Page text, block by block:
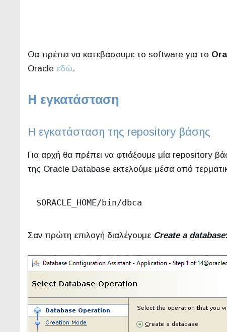
Θα πρέπει να κατεβάσουμε το software για το
Oracle εδώ.
Η εγκατάσταση
Η εγκατάσταση της repository βάσης
Για αρχή θα πρέπει να φτιάξουμε μία repository
της Oracle Database εκτελούμε μέσα από
$ORACLE_HOME/bin/dbca
Σαν πρώτη επιλογή διαλέγουμε Create a database: